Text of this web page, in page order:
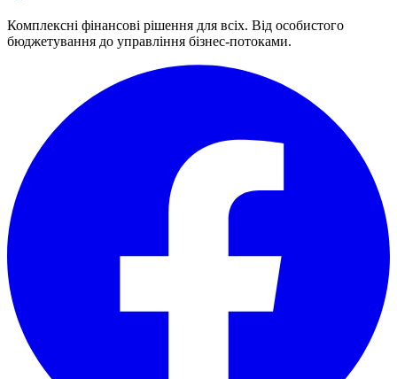
Комплексні фінансові рішення для всіх. Від особистого
бюджетування до управління бізнес-потоками.